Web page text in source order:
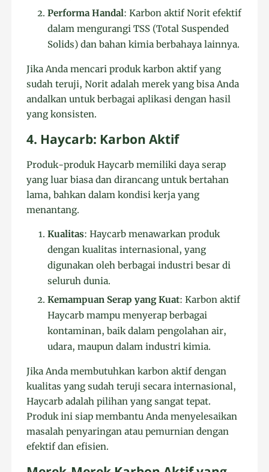
Performa Handal: Karbon aktif Norit efektif
dalam mengurangi TSS (Total Suspended
Solids) dan bahan kimia berbahaya lainnya.
Jika Anda mencari produk karbon aktif yang
sudah teruji, Norit adalah merek yang bisa Anda
andalkan untuk berbagai aplikasi dengan hasil
yang konsisten.
4. Haycarb: Karbon Aktif
Produk-produk Haycarb memiliki daya serap
yang luar biasa dan dirancang untuk bertahan
lama, bahkan dalam kondisi kerja yang
menantang.
Kualitas: Haycarb menawarkan produk
dengan kualitas internasional, yang
digunakan oleh berbagai industri besar di
seluruh dunia.
Kemampuan Serap yang Kuat: Karbon aktif
Haycarb mampu menyerap berbagai
kontaminan, baik dalam pengolahan air,
udara, maupun dalam industri kimia.
Jika Anda membutuhkan karbon aktif dengan
kualitas yang sudah teruji secara internasional,
Haycarb adalah pilihan yang sangat tepat.
Produk ini siap membantu Anda menyelesaikan
masalah penyaringan atau pemurnian dengan
efektif dan efisien.